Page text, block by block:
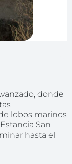
donde
lobos marinos
San
hasta el